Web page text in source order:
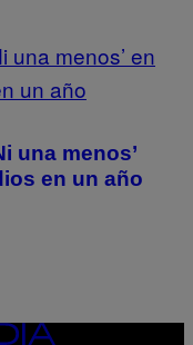
una menos’
en un año